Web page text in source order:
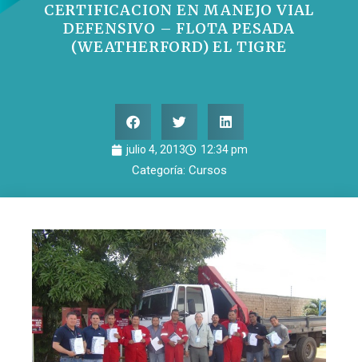
CERTIFICACION EN MANEJO VIAL
DEFENSIVO – FLOTA PESADA
(WEATHERFORD) EL TIGRE
julio 4, 2013 12:34 pm
Categoría: Cursos